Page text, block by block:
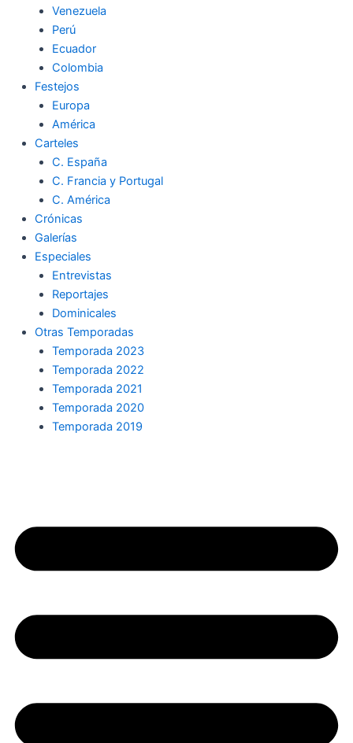
k
Venezuela
Perú
Ecuador
Colombia
Festejos
Europa
América
Carteles
C. España
C. Francia y Portugal
C. América
Crónicas
Galerías
Especiales
Entrevistas
Reportajes
Dominicales
Otras Temporadas
Temporada 2023
Temporada 2022
Temporada 2021
Temporada 2020
Temporada 2019